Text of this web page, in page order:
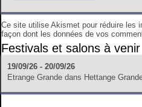
Ce site utilise Akismet pour réduire les
façon dont les données de vos
Festivals et salons à venir
19/09/26 - 20/09/26
Etrange Grande dans Hettange